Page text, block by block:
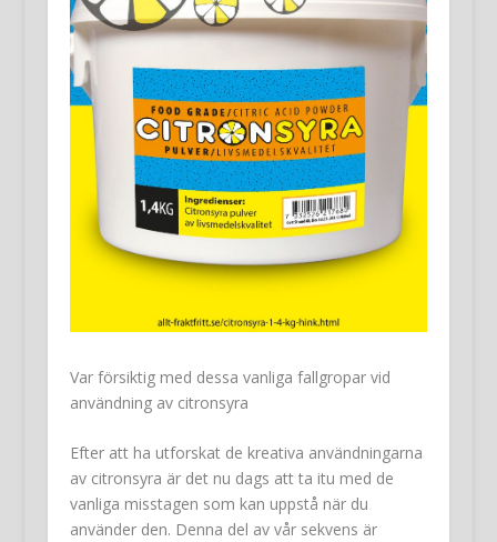
Var försiktig med dessa vanliga fallgropar vid
användning av citronsyra
Efter att ha utforskat de kreativa användningarna
av citronsyra är det nu dags att ta itu med de
vanliga misstagen som kan uppstå när du
använder den. Denna del av vår sekvens är